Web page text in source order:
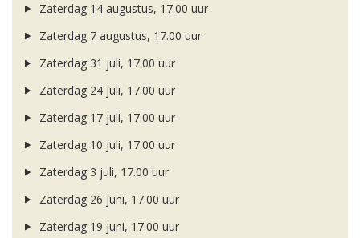
Zaterdag 14 augustus, 17.00 uur
Zaterdag 7 augustus, 17.00 uur
Zaterdag 31 juli, 17.00 uur
Zaterdag 24 juli, 17.00 uur
Zaterdag 17 juli, 17.00 uur
Zaterdag 10 juli, 17.00 uur
Zaterdag 3 juli, 17.00 uur
Zaterdag 26 juni, 17.00 uur
Zaterdag 19 juni, 17.00 uur